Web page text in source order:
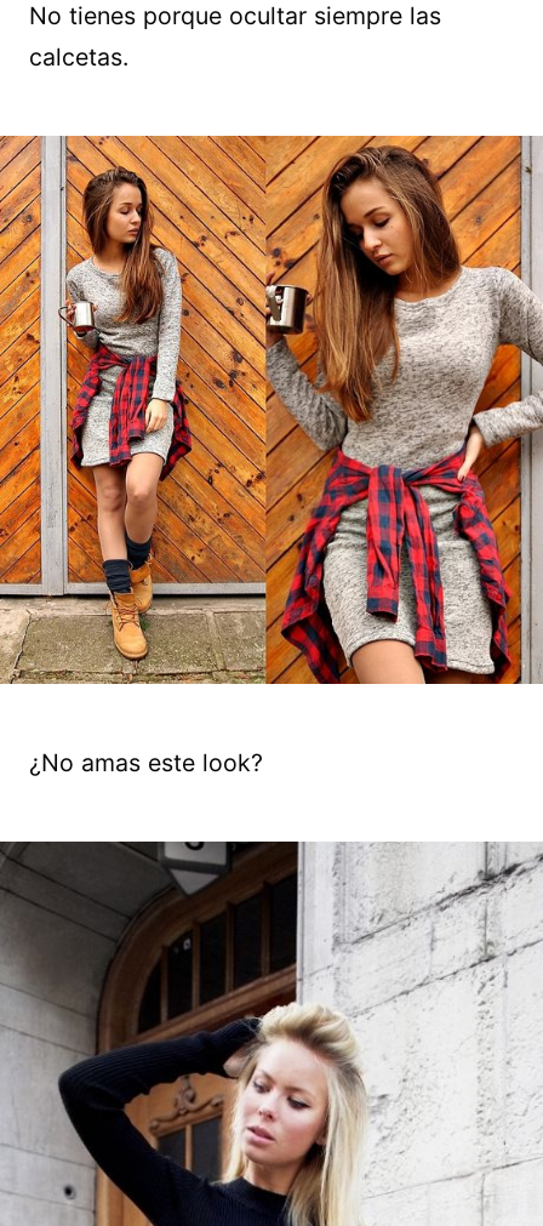
No tienes porque ocultar siempre las
calcetas.
¿No amas este look?